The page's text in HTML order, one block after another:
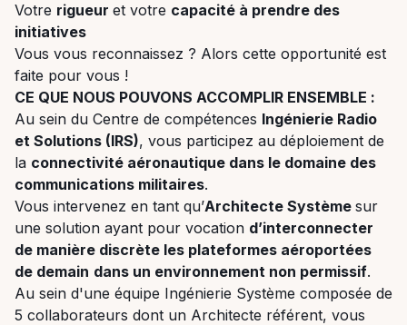
Votre rigueur et votre capacité à prendre des
initiatives
Vous vous reconnaissez ? Alors cette opportunité est
faite pour vous !
CE QUE NOUS POUVONS ACCOMPLIR ENSEMBLE :
Au sein du Centre de compétences Ingénierie Radio
et Solutions (IRS), vous participez au déploiement de
la connectivité aéronautique dans le domaine des
communications militaires.
Vous intervenez en tant qu’Architecte Système sur
une solution ayant pour vocation d’interconnecter
de manière discrète les plateformes aéroportées
de demain dans un environnement non permissif.
Au sein d'une équipe Ingénierie Système composée de
5 collaborateurs dont un Architecte référent, vous